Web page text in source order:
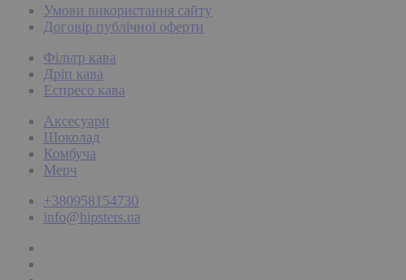
Умови використання сайту
Договір публічної оферти
Фільтр кава
Дріп кава
Еспресо кава
Аксесуари
Шоколад
Комбуча
Мерч
+380958154730
info@hipsters.ua